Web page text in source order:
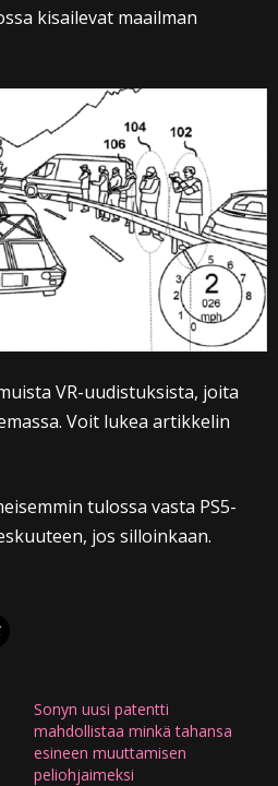
kisailevat maailman
VR-uudistuksista, joita
Voit lukea artikkelin
tulossa vasta PS5-
jos silloinkaan.
Sonyn uusi patentti
mahdollistaa minkä tahansa
esineen muuttamisen
peliohjaimeksi